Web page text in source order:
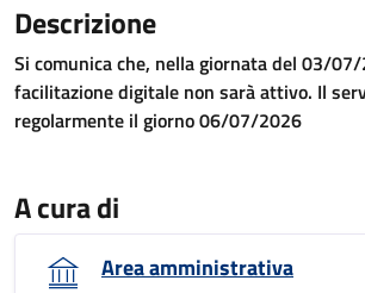
Descrizione
Si comunica che, nella giornata del 03/
facilitazione digitale non sarà attivo. Il
regolarmente il giorno 06/07/2026
A cura di
Area amministrativa